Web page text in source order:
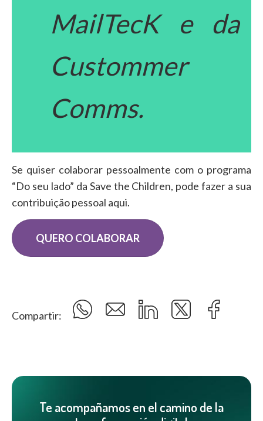
MailTecK e da
Custommer
Comms.
Se quiser colaborar pessoalmente com o programa
“Do seu lado” da Save the Children, pode fazer a sua
contribuição pessoal aqui.
QUERO COLABORAR
Compartir:
Te acompañamos en el camino de la